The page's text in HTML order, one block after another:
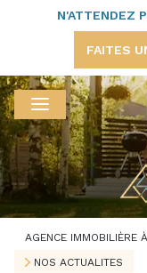
N'ATTENDEZ
FAITES
AGENCE IMMOBILIÈRE
NOS ACTUALITES